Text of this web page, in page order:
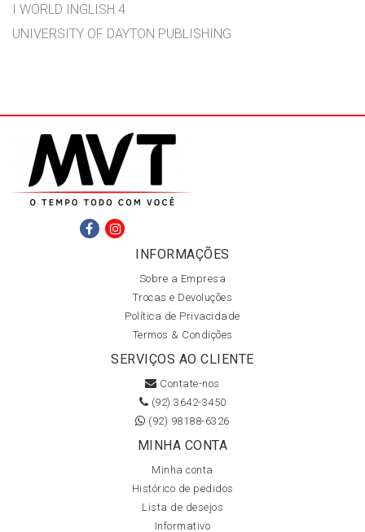
I WORLD INGLISH 4
UNIVERSITY OF DAYTON PUBLISHING
INFORMAÇÕES
Sobre a Empresa
Trocas e Devoluções
Política de Privacidade
Termos & Condições
SERVIÇOS AO CLIENTE
Contate-nos
(92) 3642-3450
(92) 98188-6326
MINHA CONTA
Minha conta
Histórico de pedidos
Lista de desejos
Informativo